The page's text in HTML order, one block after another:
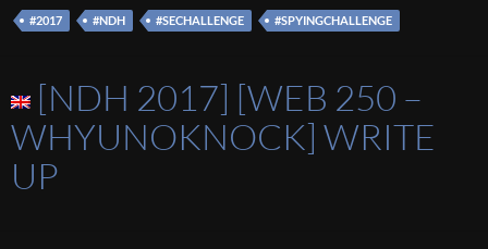
#2017 #NDH #SECHALLENGE #SPYINGCHALLENGE
[NDH 2017] [WEB 250 –
WHYUNOKNOCK] WRITE
UP